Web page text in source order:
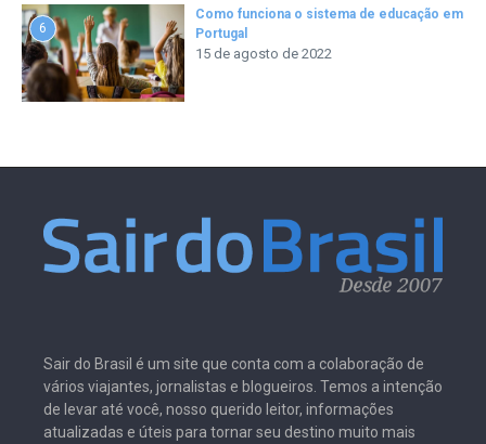
6
Como funciona o sistema de educação em
Portugal
15 de agosto de 2022
Sair do Brasil é um site que conta com a colaboração de
vários viajantes, jornalistas e blogueiros. Temos a intenção
de levar até você, nosso querido leitor, informações
atualizadas e úteis para tornar seu destino muito mais